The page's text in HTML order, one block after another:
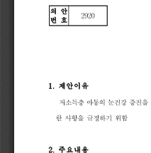
의
안
번
호
2920
1. 제안이유
저소득층 아동의 눈건강 증진을
한 사항을 규정하기 위함
2. 주요내용